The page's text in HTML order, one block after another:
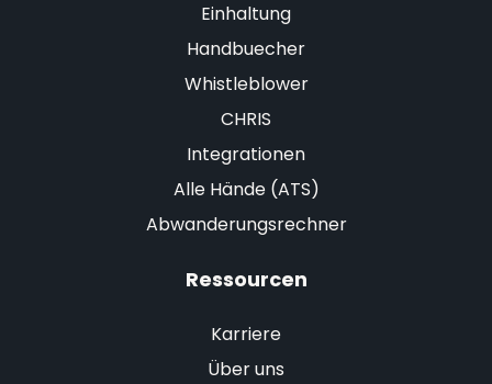
Einhaltung
Handbuecher
Whistleblower
CHRIS
Integrationen
Alle Hände (ATS)
Abwanderungsrechner
Ressourcen
Karriere
Über uns